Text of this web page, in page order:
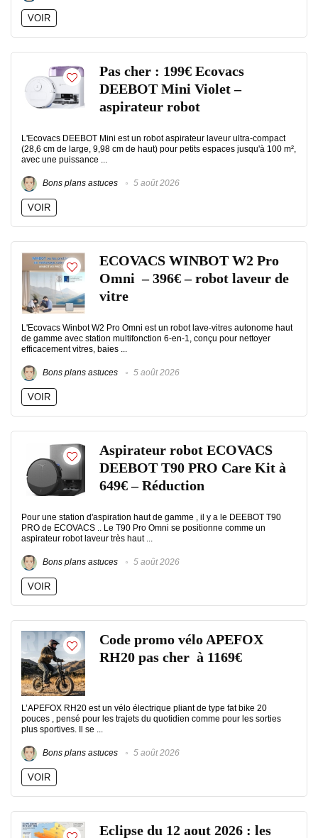
VOIR
Pas cher : 199€ Ecovacs
DEEBOT Mini Violet –
aspirateur robot
L'Ecovacs DEEBOT Mini est un robot aspirateur laveur ultra-compact
(28,6 cm de large, 9,98 cm de haut) pour petits espaces jusqu'à 100 m²,
avec une puissance ...
Bons plans astuces 5 août 2026
VOIR
ECOVACS WINBOT W2 Pro
Omni – 396€ – robot laveur de
vitre
L'Ecovacs Winbot W2 Pro Omni est un robot lave-vitres autonome haut
de gamme avec station multifonction 6-en-1, conçu pour nettoyer
efficacement vitres, baies ...
Bons plans astuces 5 août 2026
VOIR
Aspirateur robot ECOVACS
DEEBOT T90 PRO Care Kit à
649€ – Réduction
Pour une station d'aspiration haut de gamme , il y a le DEEBOT T90
PRO de ECOVACS .. Le T90 Pro Omni se positionne comme un
aspirateur robot laveur très haut ...
Bons plans astuces 5 août 2026
VOIR
Code promo vélo APEFOX
RH20 pas cher à 1169€
L’APEFOX RH20 est un vélo électrique pliant de type fat bike 20
pouces , pensé pour les trajets du quotidien comme pour les sorties
plus sportives. Il se ...
Bons plans astuces 5 août 2026
VOIR
Eclipse du 12 aout 2026 : les